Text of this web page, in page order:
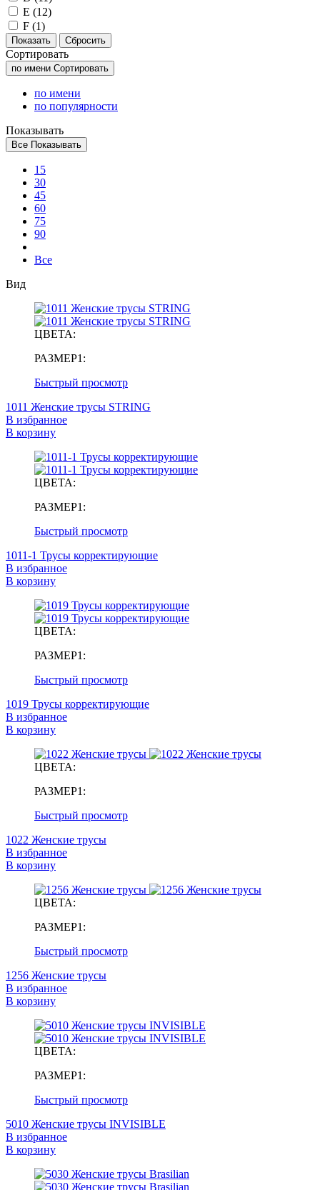
E (12)
F (1)
Сортировать
по имени Сортировать
по имени
по популярности
Показывать
Все Показывать
15
30
45
60
75
90
Все
Вид
ЦВЕТА:
РАЗМЕР1:
Быстрый просмотр
1011 Женские трусы STRING
В избранное
В корзину
ЦВЕТА:
РАЗМЕР1:
Быстрый просмотр
1011-1 Трусы корректирующие
В избранное
В корзину
ЦВЕТА:
РАЗМЕР1:
Быстрый просмотр
1019 Трусы корректирующие
В избранное
В корзину
ЦВЕТА:
РАЗМЕР1:
Быстрый просмотр
1022 Женские трусы
В избранное
В корзину
ЦВЕТА:
РАЗМЕР1:
Быстрый просмотр
1256 Женские трусы
В избранное
В корзину
ЦВЕТА:
РАЗМЕР1:
Быстрый просмотр
5010 Женские трусы INVISIBLE
В избранное
В корзину